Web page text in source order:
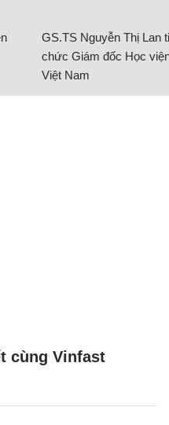
GS.TS Nguyễn Thị Lan
chức Giám đốc Học
Việt Nam
cùng Vinfast